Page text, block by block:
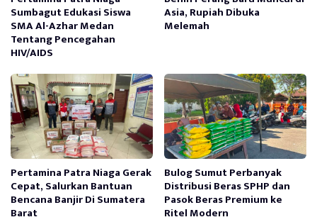
Sumbagut Edukasi Siswa
SMA Al-Azhar Medan
Tentang Pencegahan
HIV/AIDS
Asia, Rupiah Dibuka
Melemah
Pertamina Patra Niaga Gerak
Cepat, Salurkan Bantuan
Bencana Banjir Di Sumatera
Barat
Bulog Sumut Perbanyak
Distribusi Beras SPHP dan
Pasok Beras Premium ke
Ritel Modern